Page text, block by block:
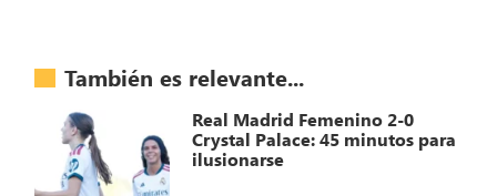
También es relevante...
Real Madrid Femenino 2-0
Crystal Palace: 45 minutos para
ilusionarse